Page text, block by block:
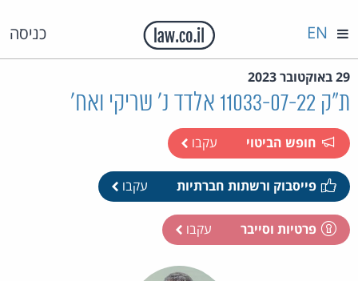
כניסה EN
29 באוקטובר 2023
ת"ק 11033-07-22 אלדד נ' שריקי ואח'
חופש הביטוי עקבו
פייסבוק ורשתות חברתיות עקבו
פרטיות וסייבר עקבו